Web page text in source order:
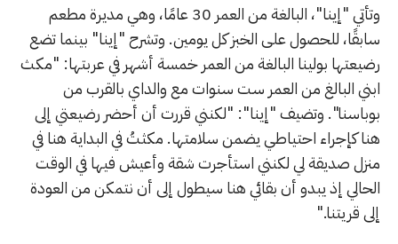
وتأتي "إينا"، البالغة من العمر 30 عامًا، وهي مديرة مطعم
سابقًا، للحصول على الخبز كل يومين. وتشرح "إينا" بينما تضع
رضيعتها بولينا البالغة من العمر خمسة أشهر في عربتها: "مكث
ابني البالغ من العمر ست سنوات مع والداي بالقرب من
بوباسنا". وتضيف "إينا": "لكنني قررت أن أحضر رضيعتي إلى
هنا كإجراء احتياطي يضمن سلامتها. مكثتُ في البداية هنا في
منزل صديقة لي لكنني استأجرت شقة وأعيش فيها في الوقت
الحالي إذ يبدو أن بقائي هنا سيطول إلى أن نتمكن من العودة
إلى قريتنا."